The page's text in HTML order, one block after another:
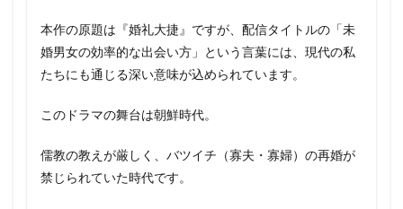
本作の原題は『婚礼大捷』ですが、配信タイトルの「未
婚男女の効率的な出会い方」という言葉には、現代の私
たちにも通じる深い意味が込められています。
このドラマの舞台は朝鮮時代。
儒教の教えが厳しく、バツイチ（寡夫・寡婦）の再婚が
禁じられていた時代です。